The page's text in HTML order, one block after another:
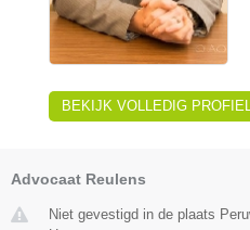
BEKIJK VOLLEDIG PROFIEL
Advocaat Reulens
Niet gevestigd in de plaats